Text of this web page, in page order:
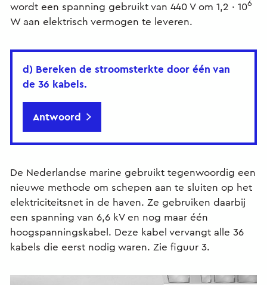
wordt een spanning gebruikt van 440 V om 1,2 ∙ 106
W aan elektrisch vermogen te leveren.
d) Bereken de stroomsterkte door één van
de 36 kabels.
Antwoord
De Nederlandse marine gebruikt tegenwoordig een
nieuwe methode om schepen aan te sluiten op het
elektriciteitsnet in de haven. Ze gebruiken daarbij
een spanning van 6,6 kV en nog maar één
hoogspanningskabel. Deze kabel vervangt alle 36
kabels die eerst nodig waren. Zie figuur 3.